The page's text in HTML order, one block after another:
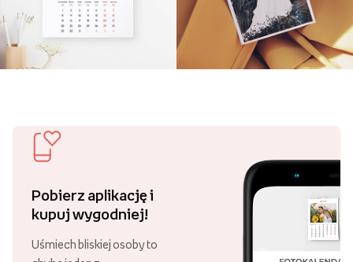
Pobierz aplikację i
kupuj wygodniej!
Uśmiech bliskiej osoby to